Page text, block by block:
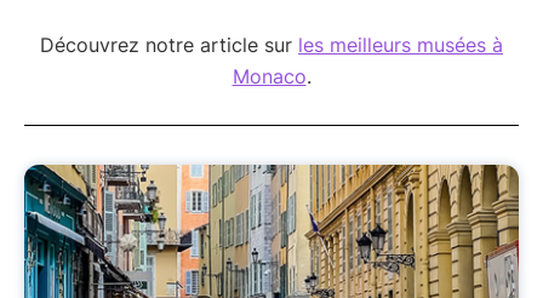
Découvrez notre article sur les meilleurs musées à
Monaco.